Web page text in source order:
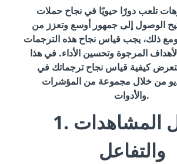
تلعب دورًا حيويًا في نجاح حملات
الوصول إلى جمهور أوسع وتعزز من
ومع ذلك، يجب قياس نجاح هذه الترجمات
المرجوة وتحسين الأداء. في هذا
كيفية قياس نجاح ترجماتك في
من خلال مجموعة من المؤشرات
والأدوات.
1. تحليل المشاهدات
والتفاعل